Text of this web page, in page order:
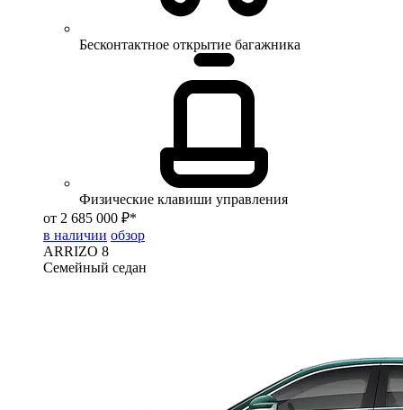
Бесконтактное открытие багажника
Физические клавиши управления
от 2 685 000 ₽*
в наличии обзор
ARRIZO 8
Семейный седан